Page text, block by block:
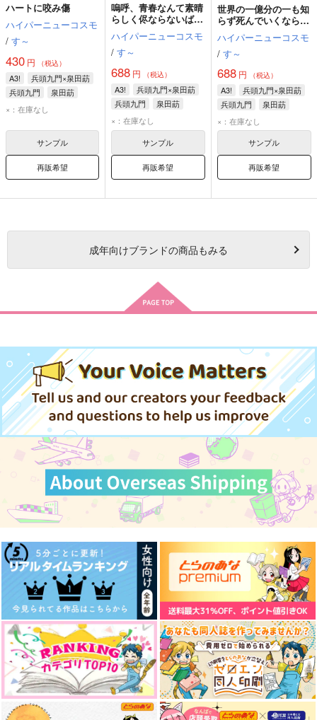
ハートに咬み傷
ハイパーニューコスモ
/ す～
430 円 （税込）
A3!
兵頭九門×泉田莇
兵頭九門
泉田莇
×：在庫なし
サンプル
再販希望
嗚呼、青春なんて素晴
らしく侭ならないばか
りだよ
ハイパーニューコスモ
/ す～
688 円 （税込）
A3!
兵頭九門×泉田莇
兵頭九門
泉田莇
×：在庫なし
サンプル
再販希望
世界の一億分の一も知
らず死んでいくなら僕
ハイパーニューコスモ
/ す～
688円 （税込）
A3!
兵頭九門×泉田莇
兵頭九門
泉田莇
×：在庫なし
サンプル
再販希望
成年向けブランドの商品もみる